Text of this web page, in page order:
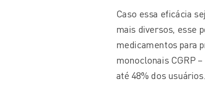
Caso essa eficácia
mais diversos, esse
medicamentos para
monoclonais CGRP
até 48% dos usuários.